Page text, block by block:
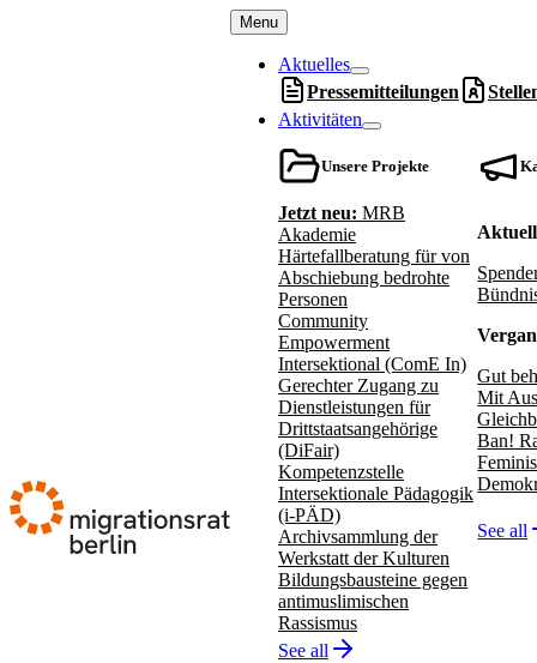
Menu
Aktuelles
Pressemitteilungen
Aktivitäten
Unsere Projekte
Jetzt neu: MRB
Akademie
Härtefallberatung für von
Abschiebung bedrohte
Personen
Community
Empowerment
Intersektional (ComE In)
Gerechter Zugang zu
Dienstleistungen für
Drittstaatsangehörige
(DiFair)
Kompetenzstelle
Intersektionale Pädagogik
(i-PÄD)
Archivsammlung der
Werkstatt der Kulturen
Bildungsbausteine gegen
antimuslimischen
Rassismus
See all
Gut
Mit
Ban!
See all